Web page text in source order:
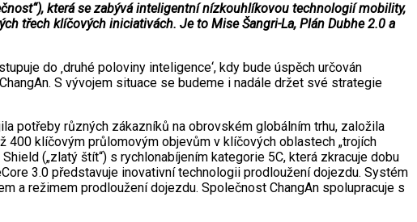
která se zabývá inteligentní nízkouhlíkovou technologií mobility,
třech klíčových iniciativách. Je to Mise Šangri-La, Plán Dubhe 2.0 a
do ‚druhé poloviny inteligence‘, kdy bude úspěch určován
S vývojem situace se budeme i nadále držet své strategie
potřeby různých zákazníků na obrovském globálním trhu, založila
400 klíčovým průlomovým objevům v klíčových oblastech „trojích
(„zlatý štít“) s rychlonabíjením kategorie 5C, která zkracuje dobu
3.0 představuje inovativní technologii prodloužení dojezdu. Systém
a režimem prodloužení dojezdu. Společnost ChangAn spolupracuje s